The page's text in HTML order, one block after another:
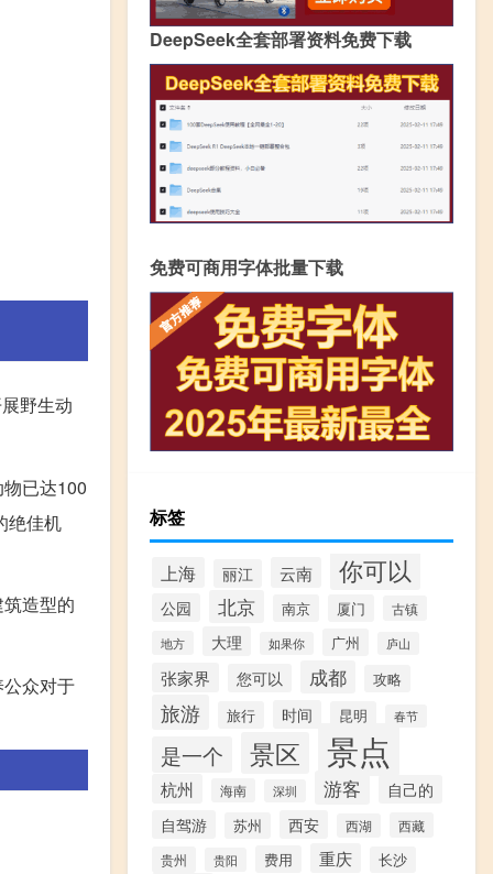
野生动
已达100
绝佳机
造型的
众对于
DeepSeek全套部署资料免费下载
免费可商用字体批量下载
标签
上海 丽江 云南 你可以
公园 北京 南京 厦门 古镇
地方 大理 如果你 广州 庐山
张家界 您可以 成都 攻略
旅游 旅行 时间 昆明 春节
是一个 景区 景点
杭州 海南 深圳 游客
自己的
自驾游
苏州 西安 西湖 西藏
贵州 贵阳 费用 重庆 长沙